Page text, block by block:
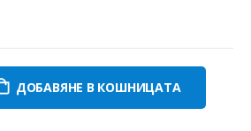
ДОБАВЯНЕ В КОШНИЦАТА